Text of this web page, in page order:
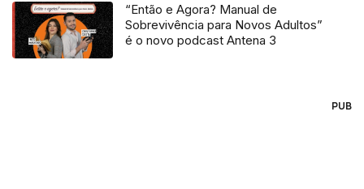
“Então e Agora? Manual de
Sobrevivência para Novos Adultos”
é o novo podcast Antena 3
PUB